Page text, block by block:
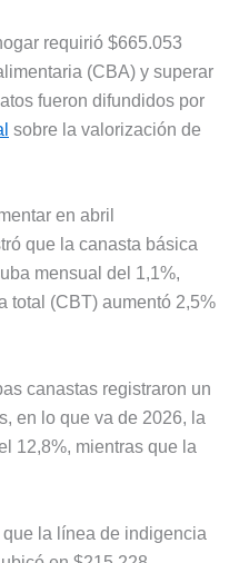
requirió $665.053
(CBA) y superar
fueron difundidos por
sobre la valorización de
en abril
que la canasta básica
mensual del 1,1%,
total (CBT) aumentó 2,5%
canastas registraron un
en lo que va de 2026, la
12,8%, mientras que la
la línea de indigencia